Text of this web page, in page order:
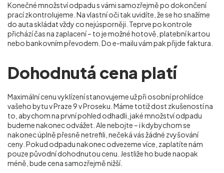
Konečné množství odpadu s vámi samozřejmě po dokončení
prací zkontrolujeme. Na vlastní oči tak uvidíte, že se ho snažíme
do auta skládat vždy co nejúsporněji. Teprve po kontrole
přichází čas na zaplacení – to je možné hotově, platební kartou
nebo bankovním převodem. Do e-mailu vám pak přijde faktura.
Dohodnutá cena platí
Maximální cenu vyklízení stanovujeme už při osobní prohlídce
vašeho bytu v Praze 9 v Proseku. Máme totiž dost zkušeností na
to, abychom na první pohled odhadli, jaké množství odpadu
budeme nakonec odvážet. Ale nebojte – i kdybychom se
nakonec úplně přesně netrefili, nečeká vás žádné zvyšování
ceny. Pokud odpadu nakonec odvezeme více, zaplatíte nám
pouze původní dohodnutou cenu. Jestliže ho bude naopak
méně, bude cena samozřejmě nižší.